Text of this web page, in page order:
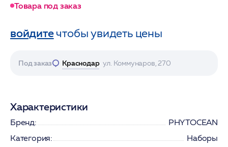
Товара под заказ
войдитечтобы увидеть цены
Под заказ Краснодар ул. Коммунаров, 270
Характеристики
Бренд:
PHYTOCEAN
Категория:
Наборы